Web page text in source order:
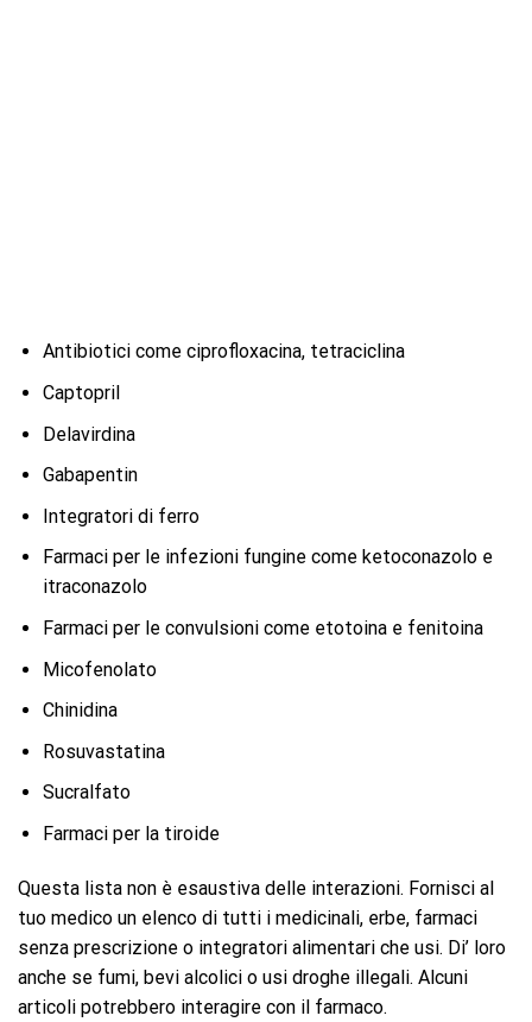
Antibiotici come ciprofloxacina, tetraciclina
Captopril
Delavirdina
Gabapentin
Integratori di ferro
Farmaci per le infezioni fungine come ketoconazolo e
itraconazolo
Farmaci per le convulsioni come etotoina e fenitoina
Micofenolato
Chinidina
Rosuvastatina
Sucralfato
Farmaci per la tiroide
Questa lista non è esaustiva delle interazioni. Fornisci al
tuo medico un elenco di tutti i medicinali, erbe, farmaci
senza prescrizione o integratori alimentari che usi. Di’ loro
anche se fumi, bevi alcolici o usi droghe illegali. Alcuni
articoli potrebbero interagire con il farmaco.